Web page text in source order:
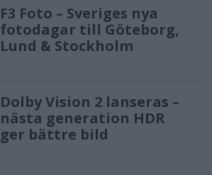
F3 Foto – Sveriges nya
fotodagar till Göteborg,
Lund & Stockholm
Dolby Vision 2 lanseras –
nästa generation HDR
ger bättre bild